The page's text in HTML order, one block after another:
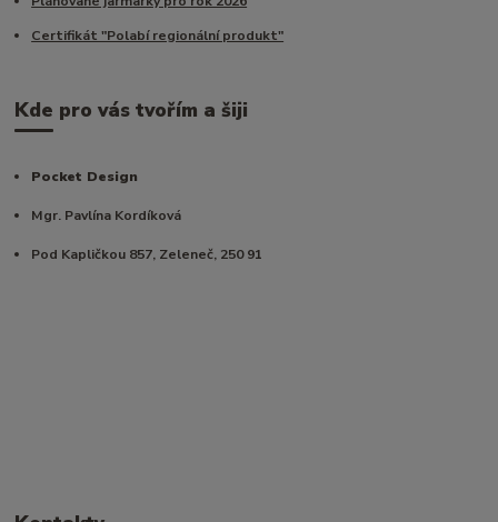
Certifikát "Polabí regionální produkt"
Kde pro vás tvořím a šiji
Pocket Design
Mgr. Pavlína Kordíková
Pod Kapličkou 857, Zeleneč, 250 91